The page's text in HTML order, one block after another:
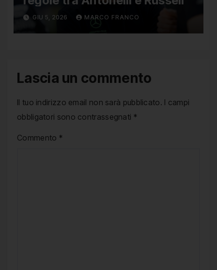
GIU 5, 2026 MARCO FRANCO
Lascia un commento
Il tuo indirizzo email non sarà pubblicato. I campi
obbligatori sono contrassegnati *
Commento *